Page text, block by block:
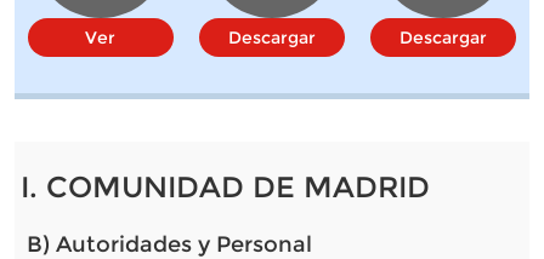
Ver Descargar Descargar
I. COMUNIDAD DE MADRID
B) Autoridades y Personal